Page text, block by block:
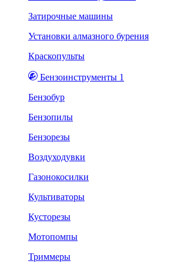
Затирочные машины
Установки алмазного бурения
Краскопульты
Бензоинструменты 1
Бензобур
Бензопилы
Бензорезы
Воздуходувки
Газонокосилки
Культиваторы
Кусторезы
Мотопомпы
Триммеры